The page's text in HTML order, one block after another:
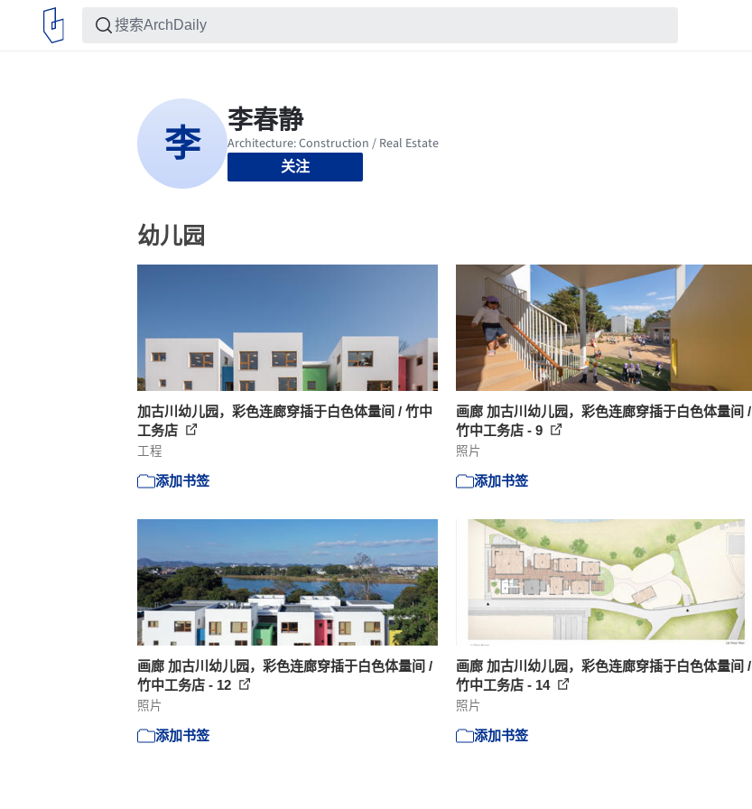
关注
幼儿园
加古川幼儿园，彩色连廊穿插于白色体量间 / 竹中
工务店
工程
添加书签
画廊 加古川幼儿园，彩色连廊穿插于白色体量间 /
竹中工务店 - 9
照片
添加书签
画廊 加古川幼儿园，彩色连廊穿插于白色体量间 /
竹中工务店 - 12
照片
添加书签
画廊 加古川幼儿园，彩色连廊穿插于白色体量间 /
竹中工务店 - 14
照片
添加书签